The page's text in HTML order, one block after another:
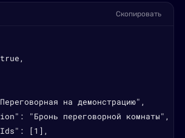
Скопировать
на демонстрацию",
"Бронь переговорной комнаты",
[1],